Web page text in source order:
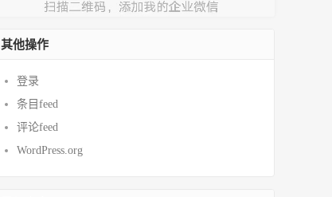
其他操作
登录
条目feed
评论feed
WordPress.org